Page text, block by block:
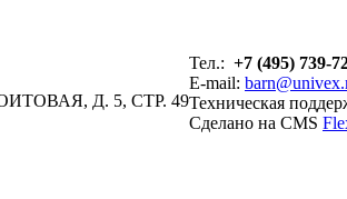
Д. 5, СТР. 49
Тел.: +7 (495) 739-
E-mail:
Техническая
Сделано на CMS